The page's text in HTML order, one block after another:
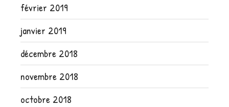
février 2019
janvier 2019
décembre 2018
novembre 2018
octobre 2018